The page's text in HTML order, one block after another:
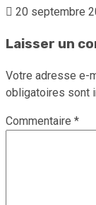
20 septembre
Laisser un
Votre adresse e-
obligatoires sont
Commentaire *